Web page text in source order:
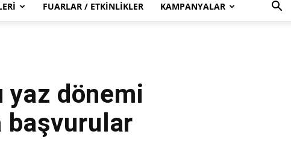
FUARLAR / ETKINLIKLER KAMPANYALAR
yaz dönemi
başvurular